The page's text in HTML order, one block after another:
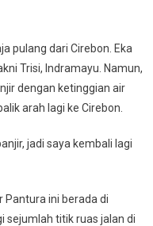
pulang dari Cirebon. Eka
Trisi, Indramayu. Namun,
dengan ketinggian air
arah lagi ke Cirebon.
jadi saya kembali lagi
Pantura ini berada di
sejumlah titik ruas jalan di